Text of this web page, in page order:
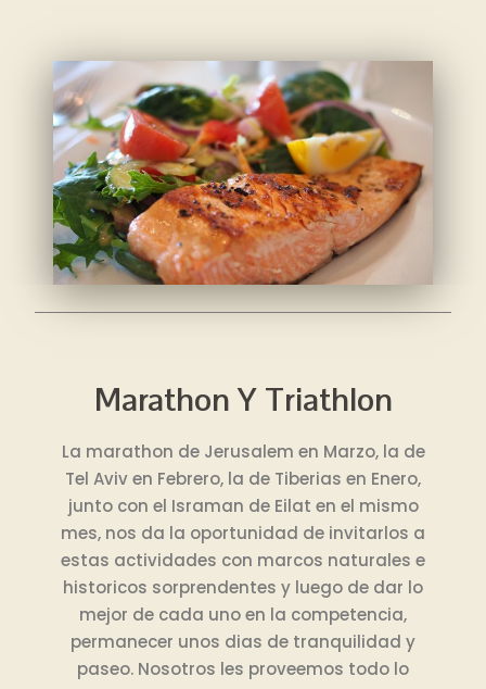
Marathon Y Triathlon
La marathon de Jerusalem en Marzo, la de
Tel Aviv en Febrero, la de Tiberias en Enero,
junto con el Israman de Eilat en el mismo
mes, nos da la oportunidad de invitarlos a
estas actividades con marcos naturales e
historicos sorprendentes y luego de dar lo
mejor de cada uno en la competencia,
permanecer unos dias de tranquilidad y
paseo. Nosotros les proveemos todo lo